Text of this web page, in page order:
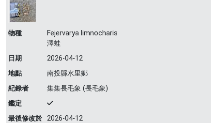
物種
Fejervarya limnocharis
澤蛙
日期
2026-04-12
地點
南投縣水里鄉
紀錄者
集集長毛象 (長毛象)
鑑定
最後修改於 2026-04-12